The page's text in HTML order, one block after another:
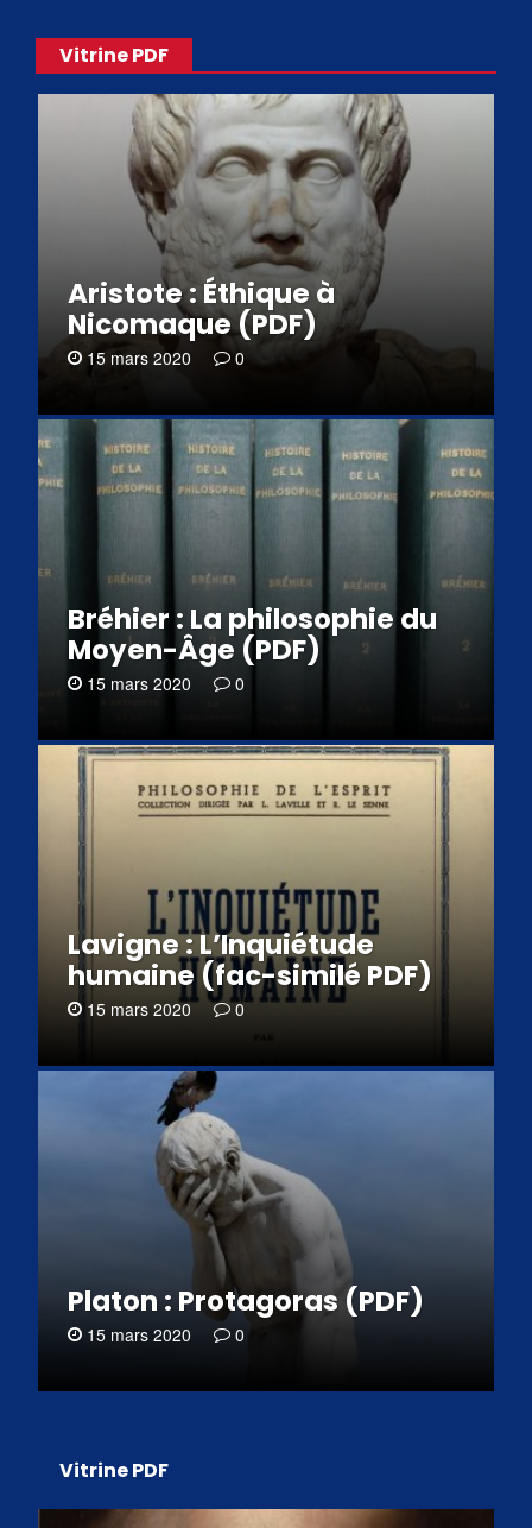
Vitrine PDF
Aristote : Éthique à
Nicomaque (PDF)
15 mars 2020 0
Bréhier : La philosophie du
Moyen-Âge (PDF)
15 mars 2020 0
Lavigne : L’Inquiétude
humaine (fac-similé PDF)
15 mars 2020 0
Platon : Protagoras (PDF)
15 mars 2020 0
Vitrine PDF